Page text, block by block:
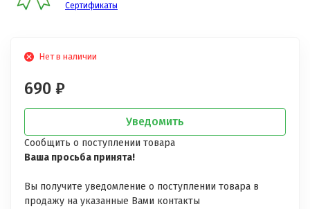
Сертификаты
Нет в наличии
690 ₽
Уведомить
Сообщить о поступлении товара
Ваша просьба принята!
Вы получите уведомление о поступлении товара в
продажу на указанные Вами контакты